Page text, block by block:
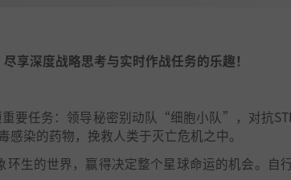
享深度战略思考与实时作战任务的乐趣！
要任务：领导秘密别动队“细胞小队”，对抗
染的药物，挽救人类于灭亡危机之中。
生的世界，赢得决定整个星球命运的机会。自